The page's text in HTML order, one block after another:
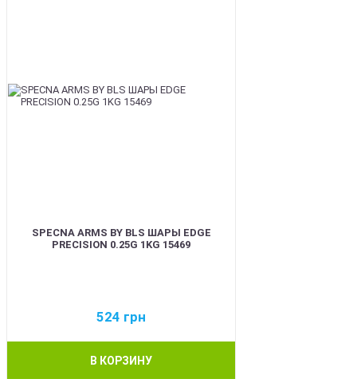
SPECNA ARMS BY BLS ШАРЫ EDGE
PRECISION 0.25G 1KG 15469
524 грн
В КОРЗИНУ